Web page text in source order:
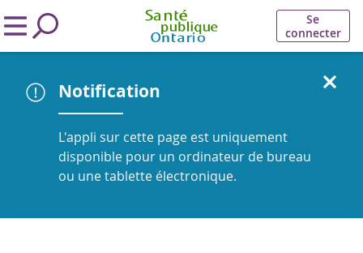
Se
connecter
Notification
L'appli sur cette page est uniquement
disponible pour un ordinateur de bureau
ou une tablette électronique.